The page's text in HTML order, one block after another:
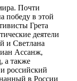
Почти
победу в этой
Грета
деятели
и Светлана
Ассанж,
а также
российский
в России